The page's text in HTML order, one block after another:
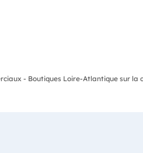
- Boutiques Loire-Atlantique sur la